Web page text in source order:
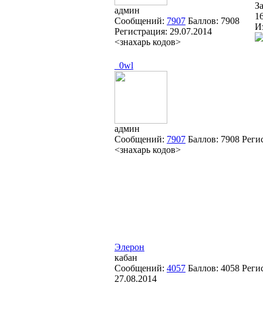
админ
Сообщений: 7907 Баллов: 7908
Регистрация: 29.07.2014
<знахарь кодов>
_0wl
админ
Сообщений: 7907 Баллов: 7908
<знахарь кодов>
Элерон
кабан
Сообщений: 4057 Баллов: 4058
27.08.2014